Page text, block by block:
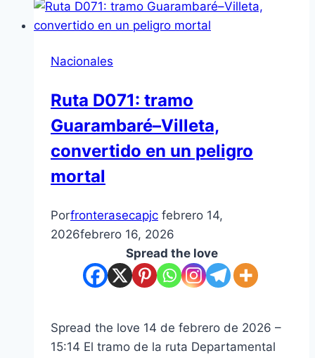
Nacionales
Ruta D071: tramo
Guarambaré–Villeta,
convertido en un peligro
mortal
Porfronterasecapjc febrero 14,
2026febrero 16, 2026
Spread the love
Spread the love 14 de febrero de 2026 –
15:14 El tramo de la ruta Departamental